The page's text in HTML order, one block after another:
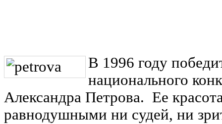
В 1996 году
национального
Александра Петрова. Ее
равнодушными ни судей, ни